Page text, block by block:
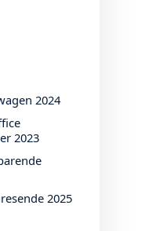
2024
2023
2025